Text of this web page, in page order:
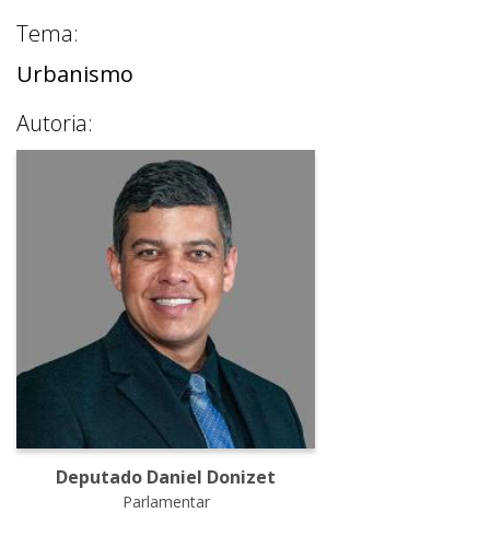
Tema:
Urbanismo
Autoria:
Deputado Daniel Donizet
Parlamentar